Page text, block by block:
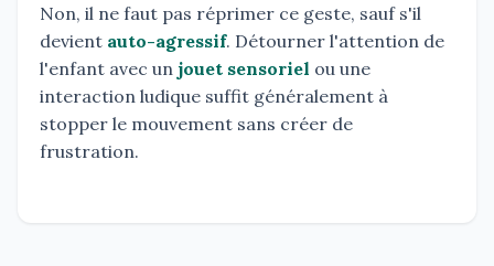
Non, il ne faut pas réprimer ce geste, sauf s'il
devient auto-agressif. Détourner l'attention de
l'enfant avec un jouet sensoriel ou une
interaction ludique suffit généralement à
stopper le mouvement sans créer de
frustration.